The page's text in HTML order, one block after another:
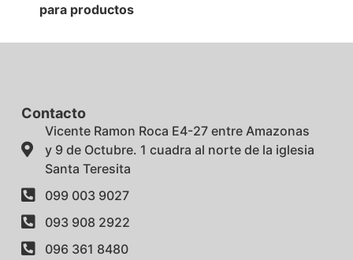
para productos
Contacto
Vicente Ramon Roca E4-27 entre Amazonas
y 9 de Octubre. 1 cuadra al norte de la iglesia
Santa Teresita
099 003 9027
093 908 2922
096 361 8480